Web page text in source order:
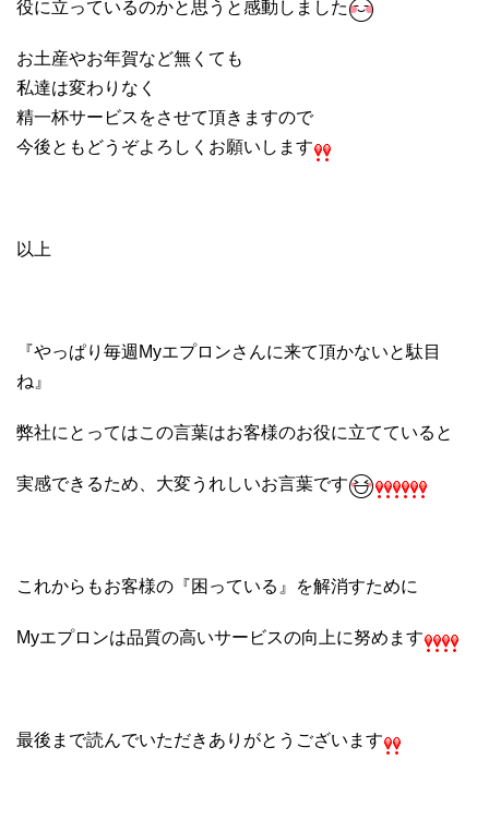
役に立っているのかと思うと感動しました
お土産やお年賀など無くても
私達は変わりなく
精一杯サービスをさせて頂きますので
今後ともどうぞよろしくお願いします
以上
『やっぱり毎週Myエプロンさんに来て頂かないと駄目
ね』
弊社にとってはこの言葉はお客様のお役に立てていると
実感できるため、大変うれしいお言葉です
これからもお客様の『困っている』を解消すために
Myエプロンは品質の高いサービスの向上に努めます
最後まで読んでいただきありがとうございます